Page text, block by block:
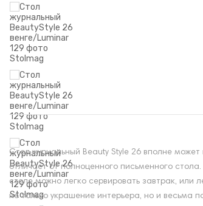
Стол журнальный Beauty Style 26 вполне
отличает от полноценного письменного
столе можно легко сервировать завтрак,
не только украшение интерьера, но и весьма